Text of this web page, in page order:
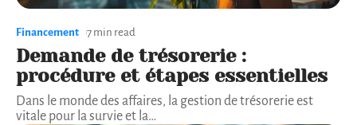
Financement 7 min read
Demande de trésorerie :
procédure et étapes essentielles
Dans le monde des affaires, la gestion de trésorerie est
vitale pour la survie et la…